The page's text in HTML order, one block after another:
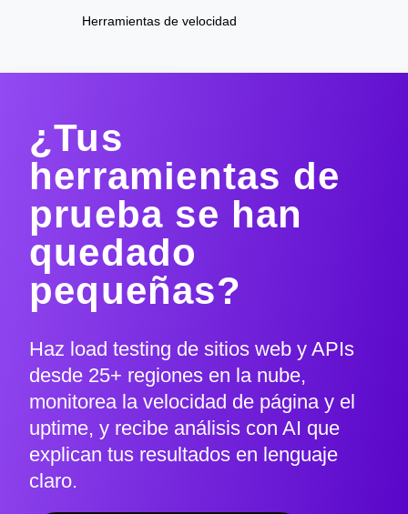
Herramientas de velocidad
¿Tus
herramientas de
prueba se han
quedado
pequeñas?
Haz load testing de sitios web y APIs
desde 25+ regiones en la nube,
monitorea la velocidad de página y el
uptime, y recibe análisis con AI que
explican tus resultados en lenguaje
claro.